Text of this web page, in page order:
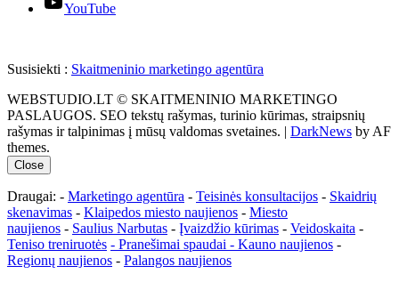
YouTube
Susisiekti : Skaitmeninio marketingo agentūra
WEBSTUDIO.LT © SKAITMENINIO MARKETINGO
PASLAUGOS. SEO tekstų rašymas, turinio kūrimas, straipsnių
rašymas ir talpinimas į mūsų valdomas svetaines.
DarkNews by AF
themes.
Close
Draugai: - Marketingo agentūra - Teisinės konsultacijos - Skaidrių
skenavimas - Klaipedos miesto naujienos - Miesto
naujienos - Saulius Narbutas - Įvaizdžio kūrimas - Veidoskaita -
Teniso treniruotės - Pranešimai spaudai - Kauno naujienos -
Regionų naujienos - Palangos naujienos